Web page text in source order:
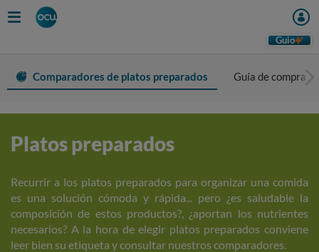
Guio
Comparadores de platos preparados Guía de compra
Platos preparados
Recurrir a los platos preparados para organizar una comida
es una solución cómoda y rápida... pero ¿es saludable la
composición de estos productos?, ¿aportan los nutrientes
necesarios? A la hora de elegir platos preparados conviene
leer bien su etiqueta y consultar nuestros comparadores.